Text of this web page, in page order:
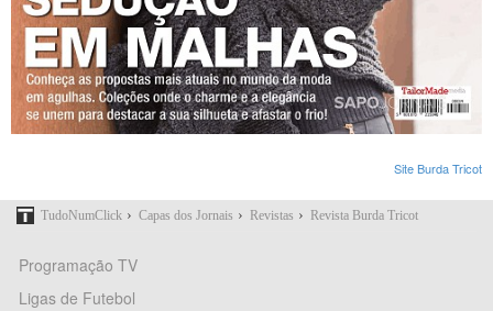
Site Burda Tricot
TudoNumClick › Capas dos Jornais › Revistas › Revista Burda Tricot
Programação TV
Ligas de Futebol